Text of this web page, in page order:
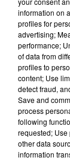
recevoir
La veille,
annoncé
désormais
puissent
par ailleurs,
lancée le
modalités
jours par
nouveau
Doctolib.
information on
profiles for
advertising;
performance;
of data from
profiles to
content; Use
detect fraud,
Save and
process
following
requested;
other data
information